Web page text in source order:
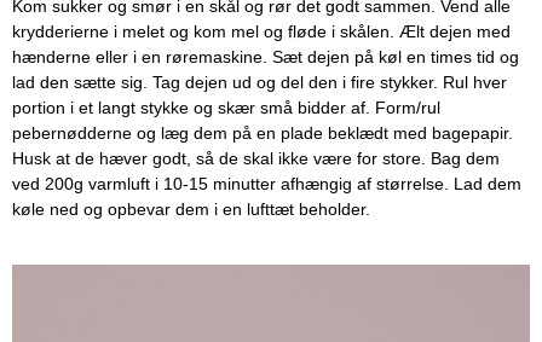
Kom sukker og smør i en skål og rør det godt sammen. Vend alle
krydderierne i melet og kom mel og fløde i skålen. Ælt dejen med
hænderne eller i en røremaskine. Sæt dejen på køl en times tid og
lad den sætte sig. Tag dejen ud og del den i fire stykker. Rul hver
portion i et langt stykke og skær små bidder af. Form/rul
pebernødderne og læg dem på en plade beklædt med bagepapir.
Husk at de hæver godt, så de skal ikke være for store. Bag dem
ved 200g varmluft i 10-15 minutter afhængig af størrelse. Lad dem
køle ned og opbevar dem i en lufttæt beholder.